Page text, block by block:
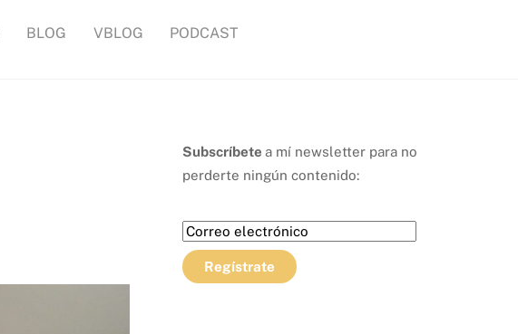
BLOG VBLOG PODCAST
Subscríbete a mí newsletter para no
perderte ningún contenido: